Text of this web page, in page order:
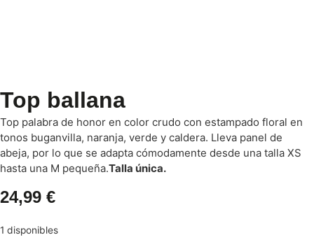
Top ballana
Top palabra de honor en color crudo con estampado floral en
tonos buganvilla, naranja, verde y caldera. Lleva panel de
abeja, por lo que se adapta cómodamente desde una talla XS
hasta una M pequeña.Talla única.
24,99 €
1 disponibles